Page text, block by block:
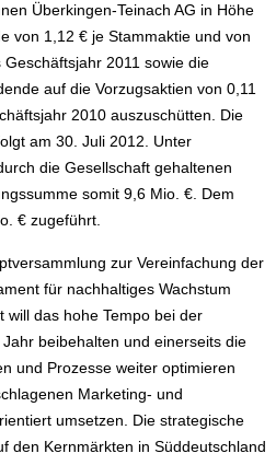
Überkingen-Teinach AG in Höhe
von 1,12 € je Stammaktie und von
2011 sowie die
auf die Vorzugsaktien von 0,11
2010 auszuschütten. Die
am 30. Juli 2012. Unter
die Gesellschaft gehaltenen
somit 9,6 Mio. €. Dem
€ zugeführt.
zur Vereinfachung der
für nachhaltiges Wachstum
will das hohe Tempo bei der
beibehalten und einerseits die
und Prozesse weiter optimieren
Marketing- und
umsetzen. Die strategische
den Kernmärkten in Süddeutschland